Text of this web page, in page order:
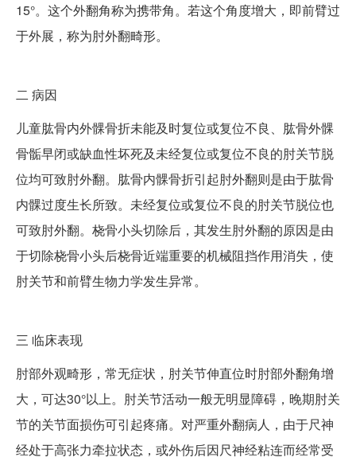
15°。这个外翻角称为携带角。若这个角度增大，即前臂过
于外展，称为肘外翻畸形。
二 病因
儿童肱骨内外髁骨折未能及时复位或复位不良、肱骨外髁
骨骺早闭或缺血性坏死及未经复位或复位不良的肘关节脱
位均可致肘外翻。肱骨内髁骨折引起肘外翻则是由于肱骨
内髁过度生长所致。未经复位或复位不良的肘关节脱位也
可致肘外翻。桡骨小头切除后，其发生肘外翻的原因是由
于切除桡骨小头后桡骨近端重要的机械阻挡作用消失，使
肘关节和前臂生物力学发生异常。
三 临床表现
肘部外观畸形，常无症状，肘关节伸直位时肘部外翻角增
大，可达30°以上。肘关节活动一般无明显障碍，晚期肘关
节的关节面损伤可引起疼痛。对严重外翻病人，由于尺神
经处于高张力牵拉状态，或外伤后因尺神经粘连而经常受